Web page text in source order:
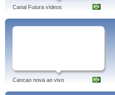
Canal Futura vídeos
Cancao nova ao vivo